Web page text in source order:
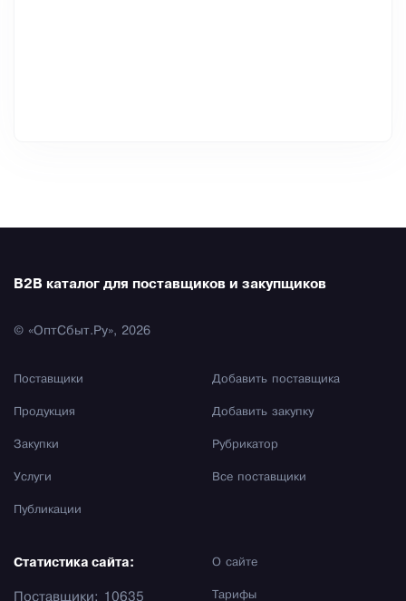
B2B каталог для поставщиков и закупщиков
© «ОптСбыт.Ру», 2026
Поставщики
Продукция
Закупки
Услуги
Публикации
Добавить поставщика
Добавить закупку
Рубрикатор
Все поставщики
О сайте
Тарифы
Статистика сайта:
Поставщики: 10635